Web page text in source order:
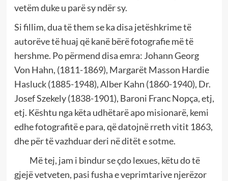
vetëm duke u parë sy ndër sy.
Si fillim, dua të them se ka disa jetëshkrime të
autorëve të huaj që kanë bërë fotografie më të
hershme. Po përmend disa emra: Johann Georg
Von Hahn, (1811-1869), Margarët Masson Hardie
Hasluck (1885-1948), Alber Kahn (1860-1940), Dr.
Josef Szekely (1838-1901), Baroni Franc Nopça, etj,
etj. Kështu nga këta udhëtarë apo misionarë, kemi
edhe fotografitë e para, që datojnë rreth vitit 1863,
dhe për të vazhduar deri në ditët e sotme.
Më tej, jam i bindur se çdo lexues, këtu do të
gjejë vetveten, pasi fusha e veprimtarive njerëzor